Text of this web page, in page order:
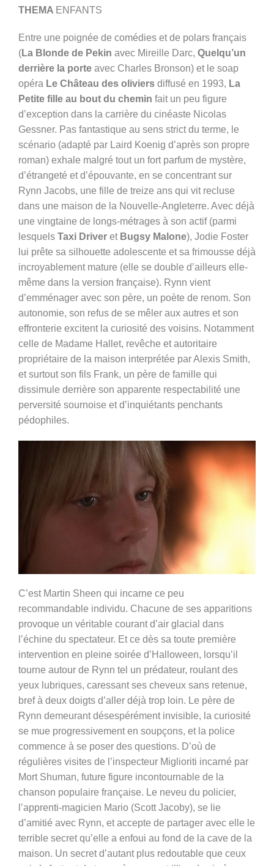
THEMA ENFANTS
Entre une poignée de comédies et de polars français
(La Blonde de Pekin avec Mireille Darc, Quelqu’un
derrière la porte avec Charles Bronson) et le soap
opéra Le Château des oliviers diffusé en 1993, La
Petite fille au bout du chemin fait un peu figure
d’exception dans la carrière du cinéaste Nicolas
Gessner. Pas fantastique au sens strict du terme, le
scénario (adapté par Laird Koenig d’après son propre
roman) exhale malgré tout un fort parfum de mystère,
d’étrangeté et d’épouvante, en se concentrant sur
Rynn Jacobs, une fille de treize ans qui vit recluse
dans une maison de la Nouvelle-Angleterre. Avec déjà
une vingtaine de longs-métrages à son actif (parmi
lesquels Taxi Driver et Bugsy Malone), Jodie Foster
lui prête sa silhouette adolescente et sa frimousse déjà
incroyablement mature (elle se double d’ailleurs elle-
même dans la version française). Rynn vient
d’emménager avec son père, un poète de renom. Son
autonomie, son refus de se mêler aux autres et son
effronterie excitent la curiosité des voisins. Notamment
celle de Madame Hallet, revêche et autoritaire
propriétaire de la maison interprétée par Alexis Smith,
et surtout son fils Frank, un père de famille qui
dissimule derrière son apparente respectabilité une
perversité sournoise et d’inquiétants penchants
pédophiles.
C’est Martin Sheen qui incarne ce peu
recommandable individu. Chacune de ses apparitions
provoque un véritable courant d’air glacial dans
l’échine du spectateur. Et ce dès sa toute première
intervention en pleine soirée d’Halloween, lorsqu’il
tourne autour de Rynn tel un prédateur, roulant des
yeux lubriques, caressant ses cheveux sans retenue,
bref à deux doigts d’aller déjà trop loin. Le père de
Rynn demeurant désespérément invisible, la curiosité
se mue progressivement en soupçons, et la police
commence à se poser des questions. D’où de
régulières visites de l’inspecteur Miglioriti incarné par
Mort Shuman, future figure incontournable de la
chanson populaire française. Le neveu du policier,
l’apprenti-magicien Mario (Scott Jacoby), se lie
d’amitié avec Rynn, et accepte de partager avec elle le
terrible secret qu’elle a enfoui au fond de la cave de la
maison. Un secret d’autant plus redoutable que ceux